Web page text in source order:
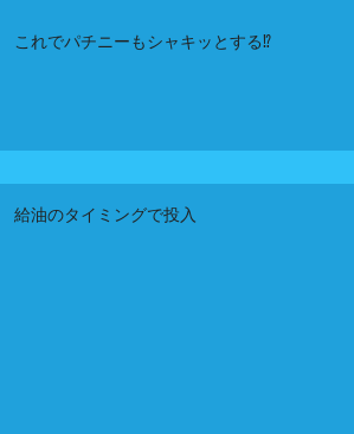
これでパチニーもシャキッとする⁉️
給油のタイミングで投入